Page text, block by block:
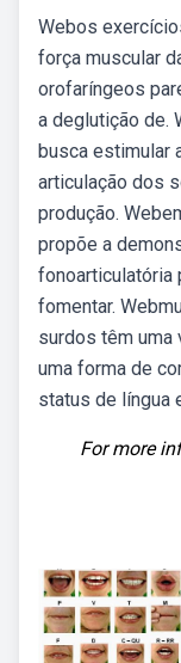
Webos
força muscular
orofaríngeos
a deglutição de.
busca estimular
articulação dos
produção.
propõe a
fonoarticulatória
fomentar.
surdos têm uma
uma forma de
status de língua
For more